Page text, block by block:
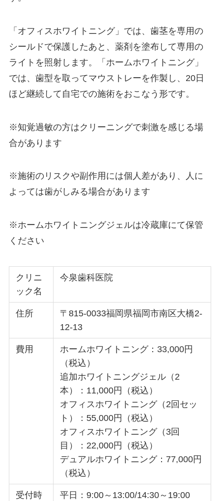
「オフィスホワイトニング」では、歯茎を専用の
シールドで保護したあと、薬剤を塗布して専用の
ライトを照射します。「ホームホワイトニング」
では、歯型を取ってマウストレーを作製し、20日
ほど継続して自宅での施術をおこなう形です。
※知覚過敏の方はクリーニングで刺激を感じる場
合があります
※施術のリスクや副作用には個人差があり、人に
よっては歯がしみる場合があります
※ホームホワイトニングジェルは冷蔵庫にて保管
ください
クリニ
ック名
今泉歯科医院
住所
〒815-0033福岡県福岡市南区大橋2-
12-13
費用
ホームホワイトニング：33,000円
（税込）
追加ホワイトニングジェル（2
本）：11,000円（税込）
オフィスホワイトニング（2回セッ
ト）：55,000円（税込）
オフィスホワイトニング（3回
目）：22,000円（税込）
デュアルホワイトニング：77,000円
（税込）
受付時
平日：9:00～13:00/14:30～19:00